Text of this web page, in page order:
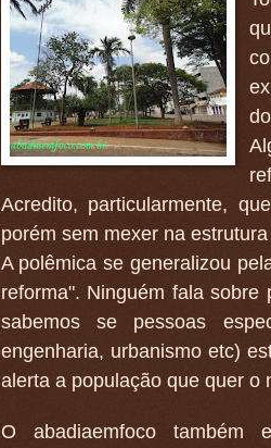
Acredito, particularmente,
porém sem mexer na
A polêmica se generalizou
reforma". Ninguém fala
sabemos se pessoas
engenharia, urbanismo etc)
alerta a população que quer o
O abadiaemfoco também